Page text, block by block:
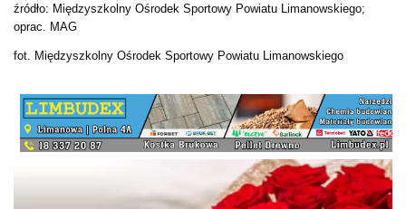
źródło: Międzyszkolny Ośrodek Sportowy Powiatu Limanowskiego;
oprac. MAG
fot. Międzyszkolny Ośrodek Sportowy Powiatu Limanowskiego